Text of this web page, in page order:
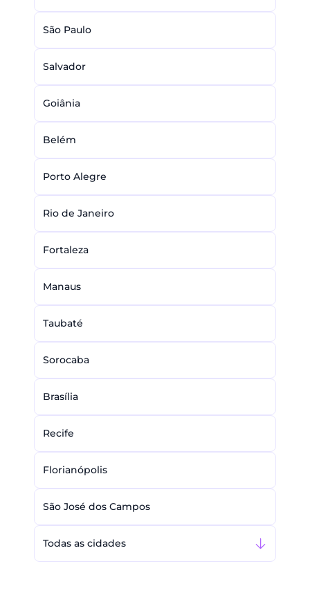
São Paulo
Salvador
Goiânia
Belém
Porto Alegre
Rio de Janeiro
Fortaleza
Manaus
Taubaté
Sorocaba
Brasília
Recife
Florianópolis
São José dos Campos
Todas as cidades